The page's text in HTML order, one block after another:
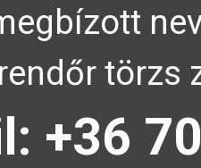
rendőr törzs
+36